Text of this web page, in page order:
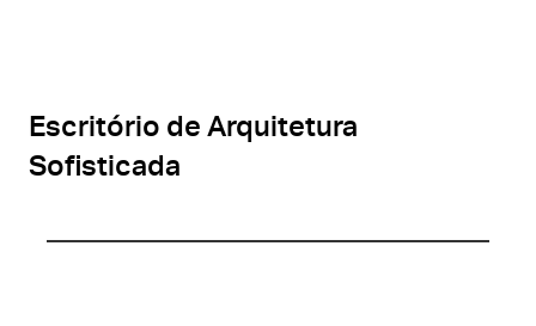
Escritório de Arquitetura
Sofisticada